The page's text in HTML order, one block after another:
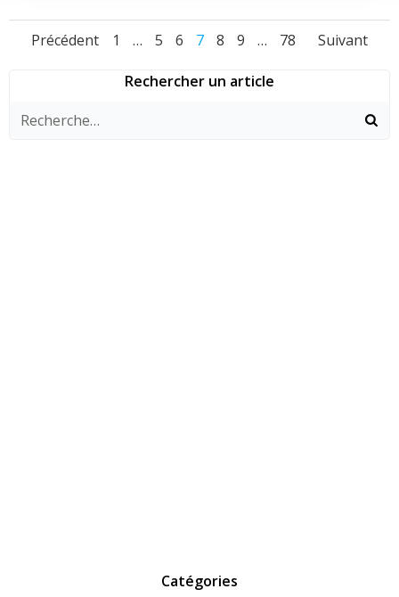
Navigation
articles
Précédent
Navigation
des
Page
1 … Page
5 Page
6 Page
7 Page
8 Page
9 … Page
78 Suivant
Rechercher un article
Catégories